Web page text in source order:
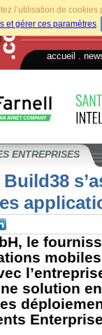
l’utilisation de
et gérer ces paramètres.
accueil
ENTREPRISES
Build38
le
solution